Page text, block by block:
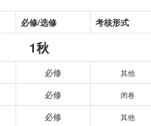
必修/选修 考核形式
1秋
必修 其他
必修 闭卷
必修 其他